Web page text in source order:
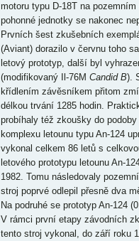
motoru typu D-18T na
pohonné jednotky se nakonec
Prvních šest zkušebních
(Aviant) dorazilo v červnu toho
letový prototyp, další byl
(modifikovaný Il-76M Candid B).
křídlením závěsníkem přitom
délkou trvání 1285 hodin.
probíhaly též zkoušky do
komplexu letounu typu An-124
vykonal celkem 86 letů s
letového prototypu letounu An-
1982. Tomu následovaly
stroj poprvé odlepil přesně dva
Na podruhé se prototyp An-124
V rámci první etapy závodních
tento stroj vykonal, do září roku